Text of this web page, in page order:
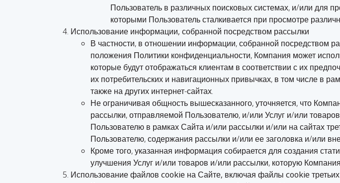
Пользователь в различных поисковых системах, и/или для
которыми Пользователь сталкивается при просмотре
Использование информации, собранной посредством рассылки
В частности, в отношении информации, собранной посредством
положения Политики конфиденциальности, Компания может
которые будут отображаться клиентам в соответствии с их
их потребительских и навигационных привычках, в том числе в
также на других интернет-сайтах.
Не ограничивая общность вышесказанного, уточняется, что
рассылки, отправляемой Пользователю, и/или Услуг и/или
Пользователю в рамках Сайта и/или рассылки и/или на сайтах
Пользователю, содержания рассылки и/или ее заголовка и/или
Кроме того, указанная информация собирается для создания
улучшения Услуг и/или товаров и/или рассылки, которую
Использование файлов cookie на Сайте, включая файлы cookie